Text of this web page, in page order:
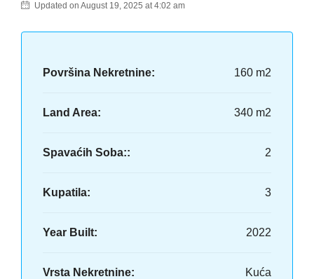
Updated on August 19, 2025 at 4:02 am
Površina Nekretnine: 160 m2
Land Area: 340 m2
Spavaćih Soba:: 2
Kupatila: 3
Year Built: 2022
Vrsta Nekretnine: Kuća